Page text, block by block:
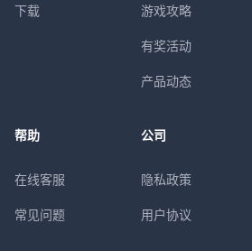
下载 游戏攻略
有奖活动
产品动态
帮助
在线客服
常见问题
公司
隐私政策
用户协议